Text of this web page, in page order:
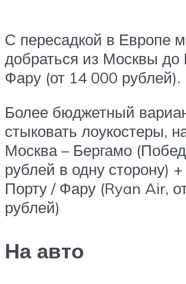
С пересадкой в Европе
добраться из Москвы до
Фару (от 14 000 рублей).
Более бюджетный
стыковать лоукостеры,
Москва – Бергамо
рублей в одну сторону)
Порту / Фару (Ryan Air,
рублей)
На авто